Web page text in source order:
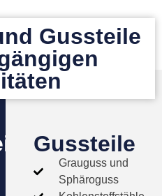
Gussteile
Gussteile
Grauguss und
Sphäroguss